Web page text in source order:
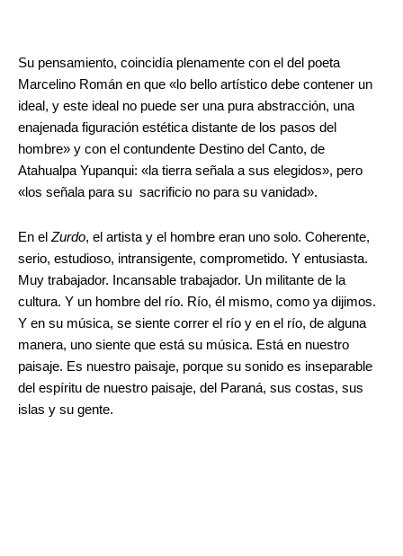
Su pensamiento, coincidía plenamente con el del poeta
Marcelino Román en que «lo bello artístico debe contener un
ideal, y este ideal no puede ser una pura abstracción, una
enajenada figuración estética distante de los pasos del
hombre» y con el contundente Destino del Canto, de
Atahualpa Yupanqui: «la tierra señala a sus elegidos», pero
«los señala para su sacrificio no para su vanidad».
En el Zurdo, el artista y el hombre eran uno solo. Coherente,
serio, estudioso, intransigente, comprometido. Y entusiasta.
Muy trabajador. Incansable trabajador. Un militante de la
cultura. Y un hombre del río. Río, él mismo, como ya dijimos.
Y en su música, se siente correr el río y en el río, de alguna
manera, uno siente que está su música. Está en nuestro
paisaje. Es nuestro paisaje, porque su sonido es inseparable
del espíritu de nuestro paisaje, del Paraná, sus costas, sus
islas y su gente.